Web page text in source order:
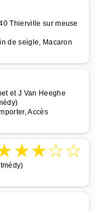
Thierville sur meuse
de seigle, Macaron
et J Van Heeghe
Accès
★★☆☆